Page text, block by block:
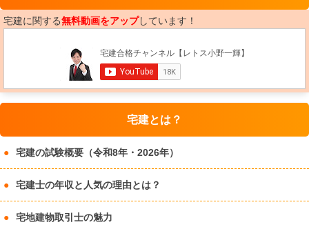
宅建に関する無料動画をアップしています！
宅建とは？
宅建の試験概要（令和8年・2026年）
宅建士の年収と人気の理由とは？
宅地建物取引士の魅力